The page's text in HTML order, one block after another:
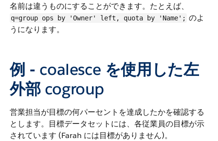
名前は違うものにすることができます。たとえば、
q=group ops by 'Owner' left, quota by 'Name'; のよ
うになります。
例 - coalesce を使用した左
外部 cogroup
営業担当が目標の何パーセントを達成したかを確認する
とします。目標データセットには、各従業員の目標が示
されています (Farah には目標がありません)。